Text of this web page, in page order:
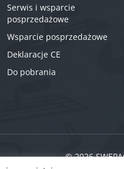
Serwis i wsparcie
posprzedażowe
Wsparcie posprzedażowe
Deklaracje CE
Do pobrania
© 2026